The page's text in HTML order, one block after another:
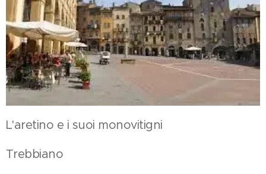
L'aretino e i suoi monovitigni
Trebbiano